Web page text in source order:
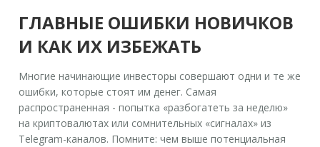
ГЛАВНЫЕ ОШИБКИ НОВИЧКОВ
И КАК ИХ ИЗБЕЖАТЬ
Многие начинающие инвесторы совершают одни и те же
ошибки, которые стоят им денег. Самая
распространенная - попытка «разбогатеть за неделю»
на криптовалютах или сомнительных «сигналах» из
Telegram-каналов. Помните: чем выше потенциальная